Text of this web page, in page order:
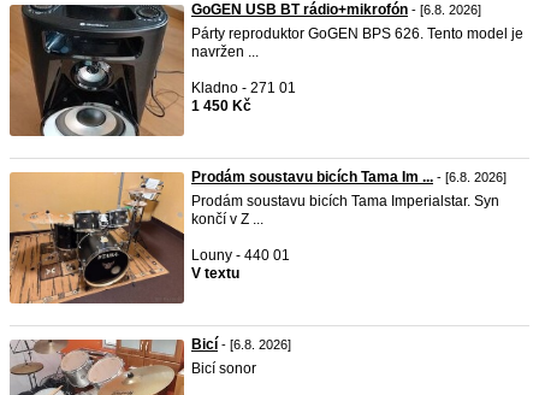
GoGEN USB BT rádio+mikrofón - [6.8. 2026]
Párty reproduktor GoGEN BPS 626. Tento model je
navržen ...
Kladno - 271 01
1 450 Kč
Prodám soustavu bicích Tama Im ... - [6.8. 2026]
Prodám soustavu bicích Tama Imperialstar. Syn
končí v Z ...
Louny - 440 01
V textu
Bicí - [6.8. 2026]
Bicí sonor